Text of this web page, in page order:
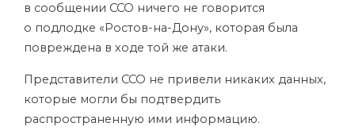
в сообщении ССО ничего не говорится
о подлодке «Ростов-на-Дону», которая была
повреждена в ходе той же атаки.
Представители ССО не привели никаких данных,
которые могли бы подтвердить
распространенную ими информацию.